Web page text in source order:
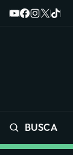
BUSCA